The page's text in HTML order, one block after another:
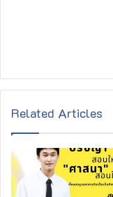
Related Articles